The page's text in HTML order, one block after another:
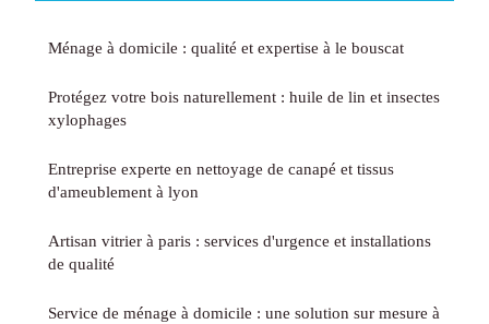
Ménage à domicile : qualité et expertise à le bouscat
Protégez votre bois naturellement : huile de lin et insectes
xylophages
Entreprise experte en nettoyage de canapé et tissus
d'ameublement à lyon
Artisan vitrier à paris : services d'urgence et installations
de qualité
Service de ménage à domicile : une solution sur mesure à